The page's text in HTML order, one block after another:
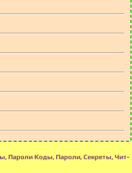
Пароли Коды, Пароли, Секреты, Чит-